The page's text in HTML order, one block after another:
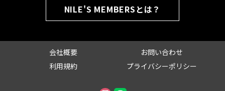
NILE'S MEMBERSとは？
会社概要
お問い合わせ
利用規約
プライバシーポリシー